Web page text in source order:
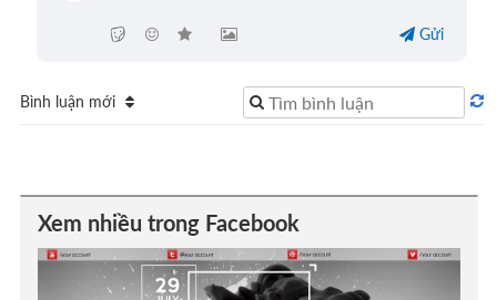
Gửi
Bình luận mới
Xem nhiều trong Facebook